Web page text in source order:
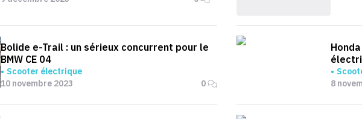
Bolide e-Trail : un sérieux concurrent pour le
BMW CE 04
Scooter électrique
10 novembre 2023
0
8